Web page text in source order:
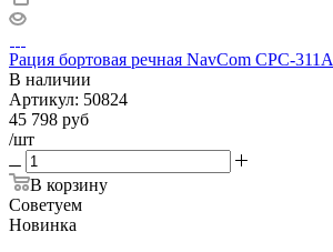
Рация бортовая речная NavCom CPC-311A
В наличии
Артикул: 50824
45 798 руб
/шт
В корзину
Советуем
Новинка